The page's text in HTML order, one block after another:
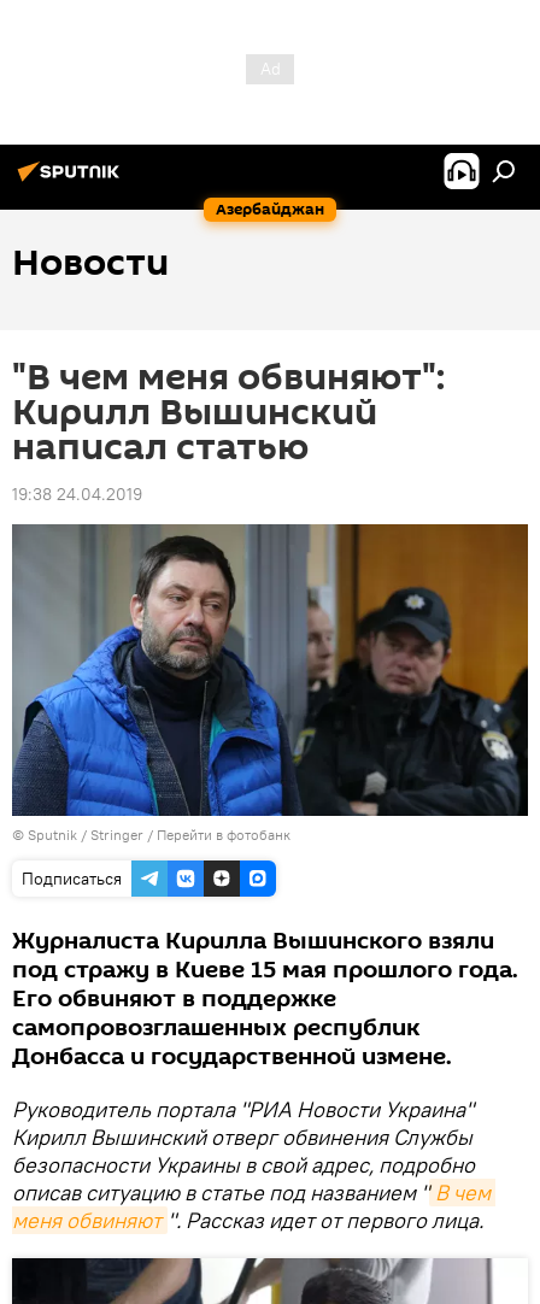
Азербайджан
Новости
"В чем меня обвиняют":
Кирилл Вышинский
написал статью
19:38 24.04.2019
© Sputnik / Stringer / Перейти в фотобанк
Подписаться
Журналиста Кирилла Вышинского взяли
под стражу в Киеве 15 мая прошлого года.
Его обвиняют в поддержке
самопровозглашенных республик
Донбасса и государственной измене.
Руководитель портала "РИА Новости Украина"
Кирилл Вышинский отверг обвинения Службы
безопасности Украины в свой адрес, подробно
описав ситуацию в статье под названием " В чем
меня обвиняют ". Рассказ идет от первого лица.